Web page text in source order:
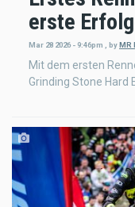
erste
Mar 28 2026 - 9:46pm byMR
Mit dem ersten
Grinding Stone Hard